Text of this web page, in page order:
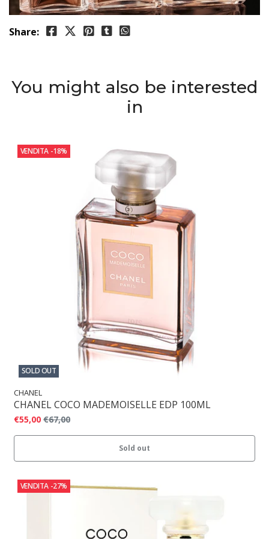
Share:
You might also be interested
in
VENDITA -18%
SOLD OUT
CHANEL
CHANEL COCO MADEMOISELLE EDP 100ML
€55,00 €67,00
Sold out
VENDITA -27%